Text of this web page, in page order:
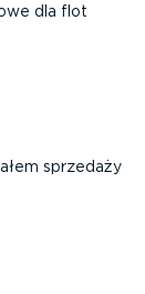
dla flot
sprzedaży